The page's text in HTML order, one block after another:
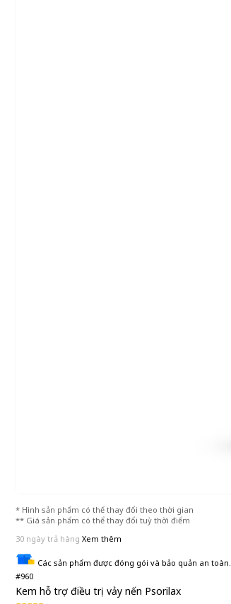
* Hình sản phẩm có thể thay đổi theo thời gian
** Giá sản phẩm có thể thay đổi tuỳ thời điểm
30 ngày trả hàng Xem thêm
Các sản phẩm được đóng gói và bảo quản an toàn.
#960
Kem hỗ trợ điều trị vảy nến Psorilax